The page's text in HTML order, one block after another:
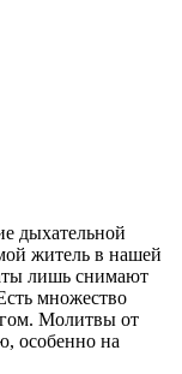
дыхательной
житель в нашей
лишь снимают
множество
Молитвы от
особенно на